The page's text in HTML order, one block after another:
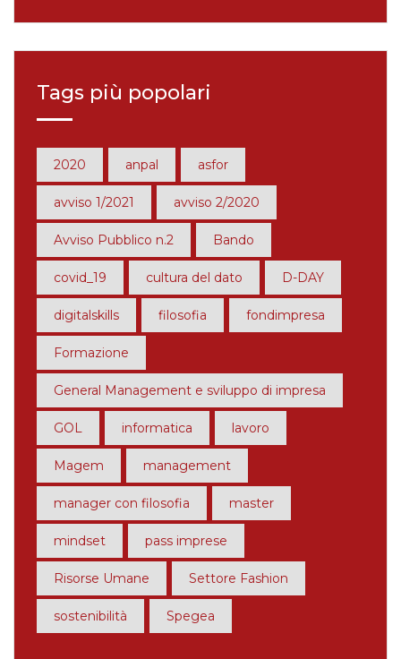
Tags più popolari
2020 anpal asfor
avviso 1/2021 avviso 2/2020
Avviso Pubblico n.2 Bando
covid_19 cultura del dato D-DAY
digitalskills filosofia fondimpresa
Formazione
General Management e sviluppo di impresa
GOL informatica lavoro
Magem management
manager con filosofia master
mindset pass imprese
Risorse Umane Settore Fashion
sostenibilità Spegea